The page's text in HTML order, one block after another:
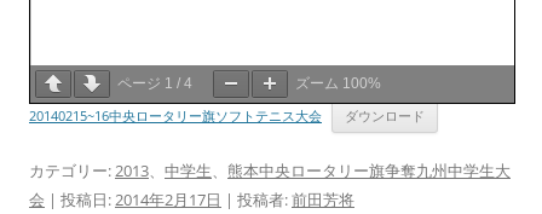
ページ 1 / 4 ズーム 100%
20140215~16中央ロータリー旗ソフトテニス大会 ダウンロード
カテゴリー:2013、 中学生、 熊本中央ロータリー旗争奪九州中学生大
会 | 投稿日:2014年2月17日 | 投稿者:前田芳将